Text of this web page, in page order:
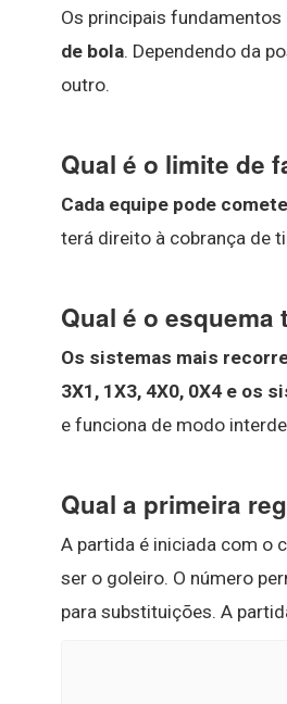
Os principais fundamentos
de bola. Dependendo da
outro.
Qual é o limite de
Cada equipe pode
terá direito à cobrança de
Qual é o
Os sistemas mais
3X1, 1X3, 4X0, 0X4 e os
e funciona de modo
Qual a primeira
A partida é iniciada com o
ser o goleiro. O número
para substituições. A